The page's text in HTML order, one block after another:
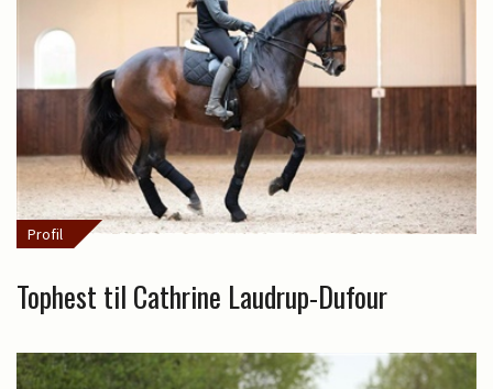
Profil
Tophest til Cathrine Laudrup-Dufour